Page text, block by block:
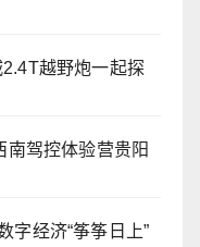
越野炮一起探
南驾控体验营贵阳
字经济“筝筝日上”